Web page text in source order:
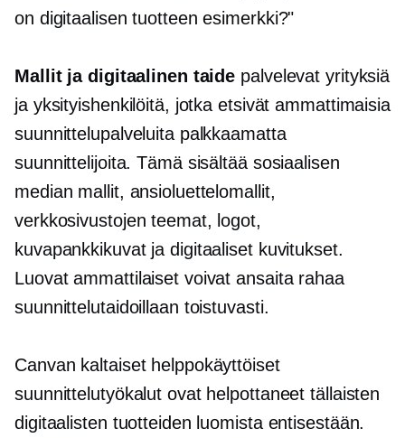
on digitaalisen tuotteen esimerkki?"
Mallit ja digitaalinen taide palvelevat yrityksiä
ja yksityishenkilöitä, jotka etsivät ammattimaisia
​​suunnittelupalveluita palkkaamatta
suunnittelijoita. Tämä sisältää sosiaalisen
median mallit, ansioluettelomallit,
verkkosivustojen teemat, logot,
kuvapankkikuvat ja digitaaliset kuvitukset.
Luovat ammattilaiset voivat ansaita rahaa
suunnittelutaidoillaan toistuvasti.
Canvan kaltaiset helppokäyttöiset
suunnittelutyökalut ovat helpottaneet tällaisten
digitaalisten tuotteiden luomista entisestään.